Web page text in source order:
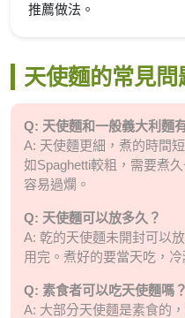
推薦做法。
天使麵的常見問
Q: 天使麵和一般義大利麵
A: 天使麵更細，煮的時間
如Spaghetti較粗，需要煮
容易過爛。
Q: 天使麵可以放多久？
A: 乾的天使麵未開封可以
用完。煮好的要當天吃，冷
Q: 素食者可以吃天使麵嗎？
A: 大部分天使麵是素食的